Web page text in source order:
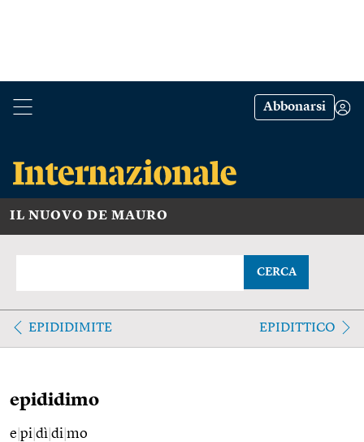
Abbonarsi
IL NUOVO DE MAURO
CERCA
EPIDIDIMITE EPIDITTICO
epididimo
e pi dì di mo